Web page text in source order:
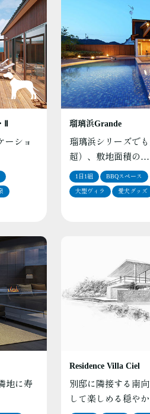
ーショ
瑠璃浜Grande
瑠璃浜シリーズで
超）、敷地面積の…
1日1組 BBQスペース
大型ヴィラ 愛犬グッズ
地に寿
Residence Villa Ciel
別邸に隣接する南
して楽しめる穏や